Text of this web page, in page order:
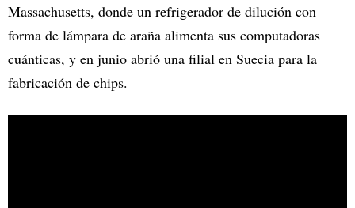
Massachusetts, donde un refrigerador de dilución con
forma de lámpara de araña alimenta sus computadoras
cuánticas, y en junio abrió una filial en Suecia para la
fabricación de chips.